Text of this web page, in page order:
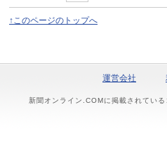
↑このページのトップへ
運営会社
新聞オンライン.COMに掲載されてい